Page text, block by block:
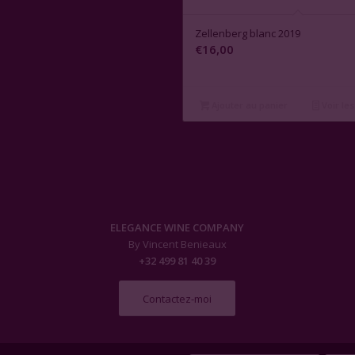
Zellenberg blanc 2019
€16,00
ELEGANCE WINE COMPANY
By Vincent Benieaux
+32 499 81 40 39
Contactez-moi